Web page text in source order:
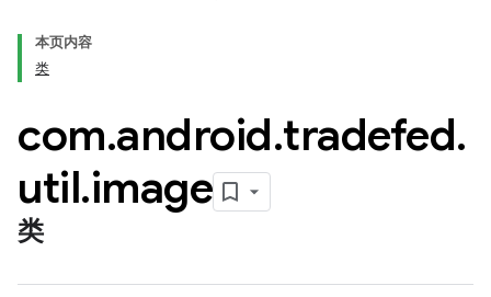
本页内容
类
com.android.tradefed.
util.image
类